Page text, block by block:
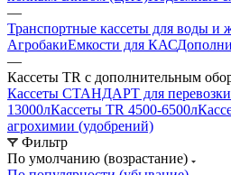
—
Транспортные кассеты для воды
АгробакиЕмкости для КАС
—
Кассеты TR с дополнительным
Кассеты СТАНДАРТ для
13000лКассеты TR 4500-6500л
агрохимии (удобрений)
Фильтр
По умолчанию (возрастание)